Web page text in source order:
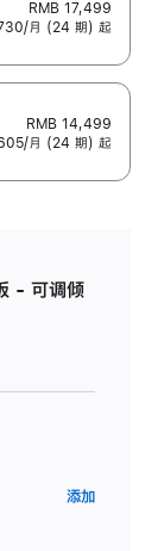
RMB 17,499
月 (24 期) 起
RMB 14,499
月 (24 期) 起
- 可调倾
添加